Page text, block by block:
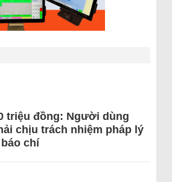
triệu đồng: Người dùng
chịu trách nhiệm pháp lý
chí